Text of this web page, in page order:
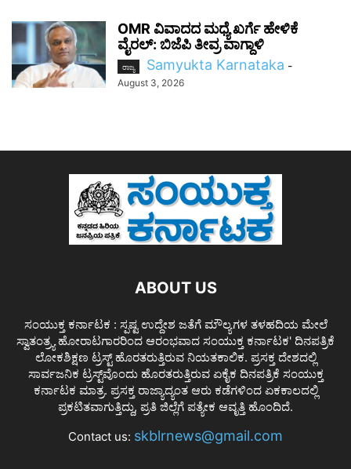
OMR ವಿವಾದದ ಮಧ್ಯೆ ಖರ್ಗೆ ಹೇಳಿಕೆ
ವೈರಲ್: ಬಿಜೆಪಿ ತೀವ್ರ ವಾಗ್ದಾಳಿ
ರಾಜ್ಯ Samyukta Karnataka -
August 3, 2026
ABOUT US
ಸಂಯುಕ್ತ ಕರ್ನಾಟಕ : ಸ್ಪಷ್ಟ ಉದ್ದೇಶ ಜತೆಗೆ ಮೌಲ್ಯಗಳ ತಳಹದಿಯ ಮೇಲೆ
ಸ್ವಾತಂತ್ರ್ಯ ಹೋರಾಟಗಾರರಿಂದ ಆರಂಭವಾದ ಸಂಯುಕ್ತ ಕರ್ನಾಟಕ' ದಿನಪತ್ರಿಕೆ
ಲೋಕಶಿಕ್ಷಣ ಟ್ರಸ್ಟ್ ಹೊರತರುತ್ತಿರುವ ನಿಯತಕಾಲಿಕ. ಪ್ರಸಕ್ತ ದೇಶದಲ್ಲಿ
ಸಾರ್ವಜನಿಕ ಟ್ರಸ್ಟ್‌ವೊಂದು ಹೊರತರುತ್ತಿರುವ ಏಕೈಕ ದಿನಪತ್ರಿಕೆ ಸಂಯುಕ್ತ
ಕರ್ನಾಟಕ ಮಾತ್ರ. ಪ್ರಸಕ್ತ ರಾಜ್ಯಾದ್ಯಂತ ಆರು ಕಡೆಗಳಿಂದ ಏಕಕಾಲದಲ್ಲಿ
ಪ್ರಕಟಿತವಾಗುತ್ತಿದ್ದು, ಪ್ರತಿ ಜಿಲ್ಲೆಗೆ ಪತ್ಯೇಕ ಆವೃತ್ತಿ ಹೊಂದಿದೆ.
Contact us: skblrnews@gmail.com